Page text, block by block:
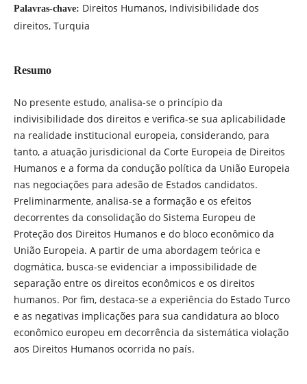
Palavras-chave: Direitos Humanos, Indivisibilidade dos
direitos, Turquia
Resumo
No presente estudo, analisa-se o princípio da
indivisibilidade dos direitos e verifica-se sua aplicabilidade
na realidade institucional europeia, considerando, para
tanto, a atuação jurisdicional da Corte Europeia de Direitos
Humanos e a forma da condução política da União Europeia
nas negociações para adesão de Estados candidatos.
Preliminarmente, analisa-se a formação e os efeitos
decorrentes da consolidação do Sistema Europeu de
Proteção dos Direitos Humanos e do bloco econômico da
União Europeia. A partir de uma abordagem teórica e
dogmática, busca-se evidenciar a impossibilidade de
separação entre os direitos econômicos e os direitos
humanos. Por fim, destaca-se a experiência do Estado Turco
e as negativas implicações para sua candidatura ao bloco
econômico europeu em decorrência da sistemática violação
aos Direitos Humanos ocorrida no país.